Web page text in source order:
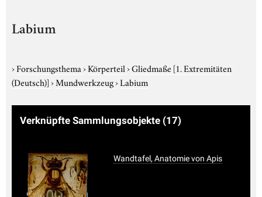
Labium
›Forschungsthema›Körperteil›Gliedmaße [1. Extremitäten
(Deutsch)]›Mundwerkzeug›Labium
Verknüpfte Sammlungsobjekte (17)
Wandtafel, Anatomie von Apis